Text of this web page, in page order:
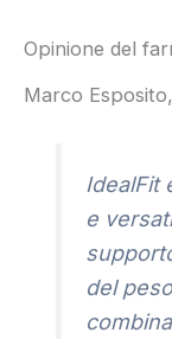
Opinione del
Marco
IdealFit
e
del